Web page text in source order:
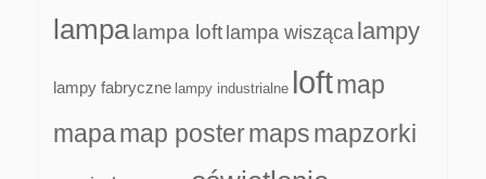
lampa lampa loft lampa wisząca lampy
lampy fabryczne lampy industrialne loftmap
mapamap postermapsmapzorki